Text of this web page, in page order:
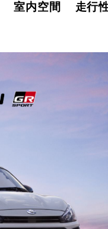
室内空間 走行